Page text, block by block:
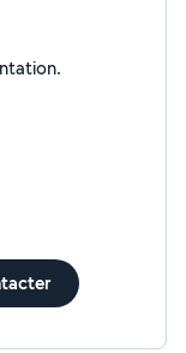
ma présentation.